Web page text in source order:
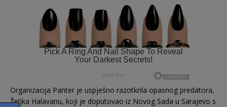
Organizacija Panter je uspješno razotkrila opasnog predatora,
Željka Halavanu, koji je doputovao iz Novog Sada u Sarajevo s